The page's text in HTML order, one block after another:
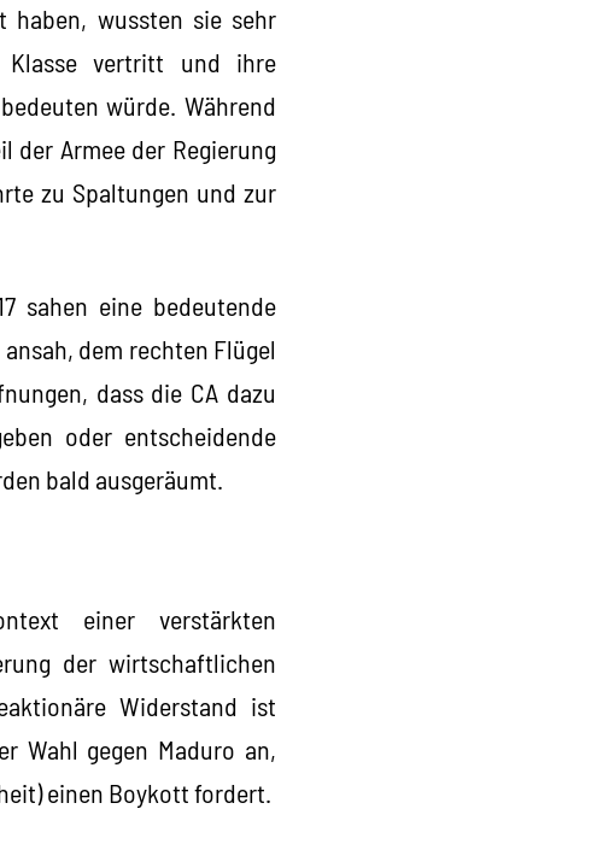
haben, wussten sie sehr
Klasse vertritt und ihre
würde. Während
der Armee der Regierung
zu Spaltungen und zur
sahen eine bedeutende
dem rechten Flügel
dass die CA dazu
oder entscheidende
bald ausgeräumt.
einer verstärkten
der wirtschaftlichen
Widerstand ist
Wahl gegen Maduro an,
einen Boykott fordert.